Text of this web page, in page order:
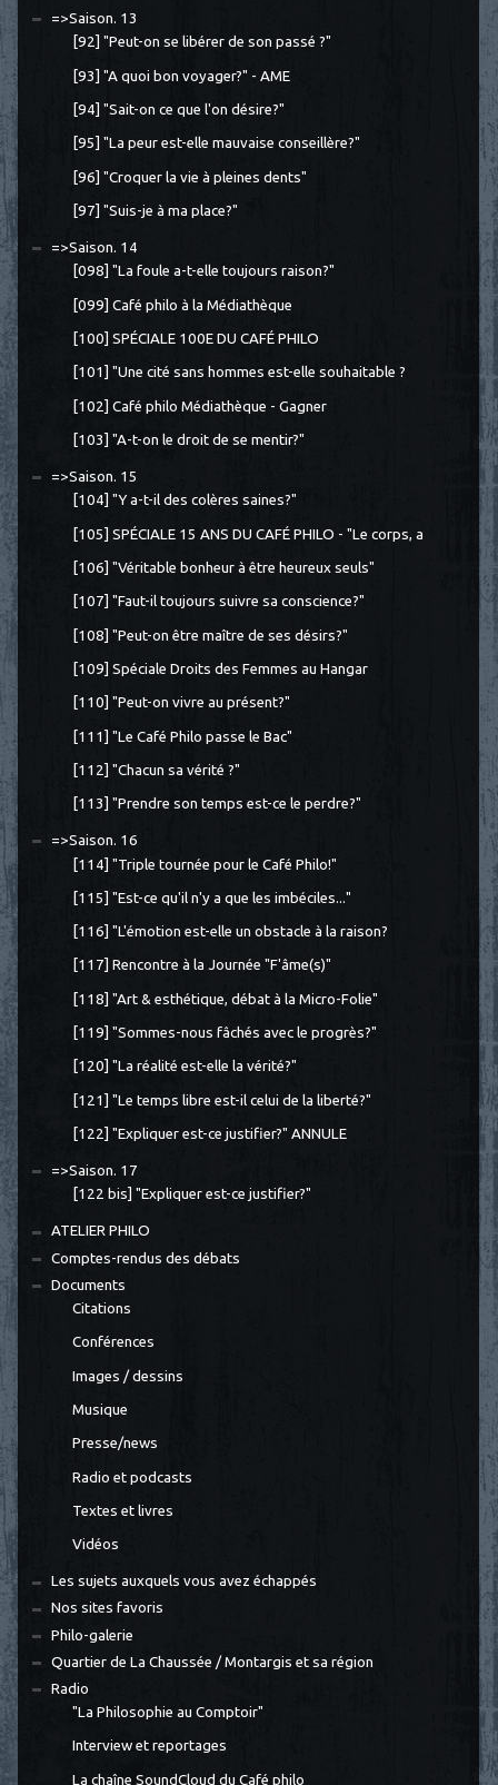
=>Saison. 13
[92] "Peut-on se libérer de son passé ?"
[93] "A quoi bon voyager?" - AME
[94] "Sait-on ce que l'on désire?"
[95] "La peur est-elle mauvaise conseillère?"
[96] "Croquer la vie à pleines dents"
[97] "Suis-je à ma place?"
=>Saison. 14
[098] "La foule a-t-elle toujours raison?"
[099] Café philo à la Médiathèque
[100] SPÉCIALE 100E DU CAFÉ PHILO
[101] "Une cité sans hommes est-elle souhaitable ?
[102] Café philo Médiathèque - Gagner
[103] "A-t-on le droit de se mentir?"
=>Saison. 15
[104] "Y a-t-il des colères saines?"
[105] SPÉCIALE 15 ANS DU CAFÉ PHILO - "Le corps, a
[106] "Véritable bonheur à être heureux seuls"
[107] "Faut-il toujours suivre sa conscience?"
[108] "Peut-on être maître de ses désirs?"
[109] Spéciale Droits des Femmes au Hangar
[110] "Peut-on vivre au présent?"
[111] "Le Café Philo passe le Bac"
[112] "Chacun sa vérité ?"
[113] "Prendre son temps est-ce le perdre?"
=>Saison. 16
[114] "Triple tournée pour le Café Philo!"
[115] "Est-ce qu'il n'y a que les imbéciles..."
[116] "L'émotion est-elle un obstacle à la raison?
[117] Rencontre à la Journée "F'âme(s)"
[118] "Art & esthétique, débat à la Micro-Folie"
[119] "Sommes-nous fâchés avec le progrès?"
[120] "La réalité est-elle la vérité?"
[121] "Le temps libre est-il celui de la liberté?"
[122] "Expliquer est-ce justifier?" ANNULE
=>Saison. 17
[122 bis] "Expliquer est-ce justifier?"
ATELIER PHILO
Comptes-rendus des débats
Documents
Citations
Conférences
Images / dessins
Musique
Presse/news
Radio et podcasts
Textes et livres
Vidéos
Les sujets auxquels vous avez échappés
Nos sites favoris
Philo-galerie
Quartier de La Chaussée / Montargis et sa région
Radio
"La Philosophie au Comptoir"
Interview et reportages
La chaîne SoundCloud du Café philo